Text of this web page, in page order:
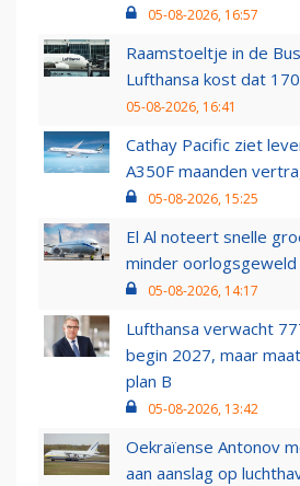
05-08-2026, 16:57
Raamstoeltje in de
Lufthansa kost dat
05-08-2026, 16:41
Cathay Pacific ziet
A350F maanden
05-08-2026, 15:25
El Al noteert snelle
minder oorlogsgeweld
05-08-2026, 14:17
Lufthansa verwacht
begin 2027, maar
plan B
05-08-2026, 13:42
Oekraïense Antonov
aan aanslag op